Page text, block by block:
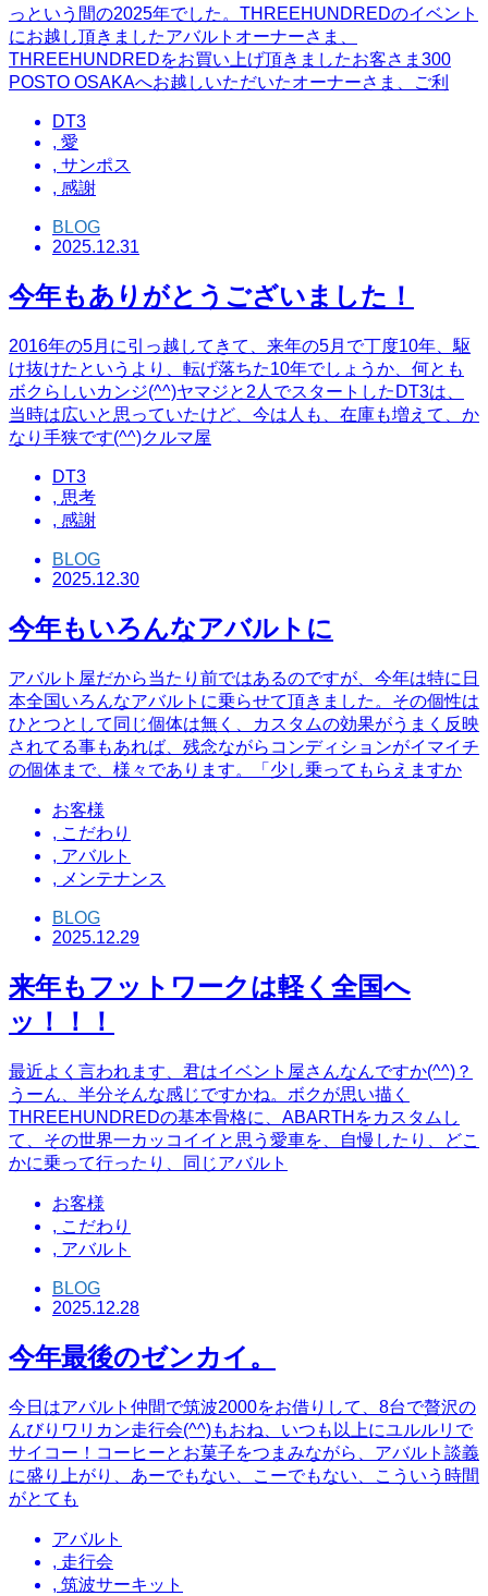
っという間の2025年でした。THREEHUNDREDのイベント
にお越し頂きましたアバルトオーナーさま、
THREEHUNDREDをお買い上げ頂きましたお客さま300
POSTO OSAKAへお越しいただいたオーナーさま、ご利
DT3
, 愛
, サンポス
, 感謝
BLOG
2025.12.31
今年もありがとうございました！
2016年の5月に引っ越してきて、来年の5月で丁度10年、駆
け抜けたというより、転げ落ちた10年でしょうか、何とも
ボクらしいカンジ(^^)ヤマジと2人でスタートしたDT3は、
当時は広いと思っていたけど、今は人も、在庫も増えて、か
なり手狭です(^^)クルマ屋
DT3
, 思考
, 感謝
BLOG
2025.12.30
今年もいろんなアバルトに
アバルト屋だから当たり前ではあるのですが、今年は特に日
本全国いろんなアバルトに乗らせて頂きました。その個性は
ひとつとして同じ個体は無く、カスタムの効果がうまく反映
されてる事もあれば、残念ながらコンディションがイマイチ
の個体まで、様々であります。「少し乗ってもらえますか
お客様
, こだわり
, アバルト
, メンテナンス
BLOG
2025.12.29
来年もフットワークは軽く全国へ
ッ！！！
最近よく言われます、君はイベント屋さんなんですか(^^)？
うーん、半分そんな感じですかね。ボクが思い描く
THREEHUNDREDの基本骨格に、ABARTHをカスタムし
て、その世界一カッコイイと思う愛車を、自慢したり、どこ
かに乗って行ったり、同じアバルト
お客様
, こだわり
, アバルト
BLOG
2025.12.28
今年最後のゼンカイ。
今日はアバルト仲間で筑波2000をお借りして、8台で贅沢の
んびりワリカン走行会(^^)もおね、いつも以上にユルルリで
サイコー！コーヒーとお菓子をつまみながら、アバルト談義
に盛り上がり、あーでもない、こーでもない、こういう時間
がとても
アバルト
, 走行会
, 筑波サーキット